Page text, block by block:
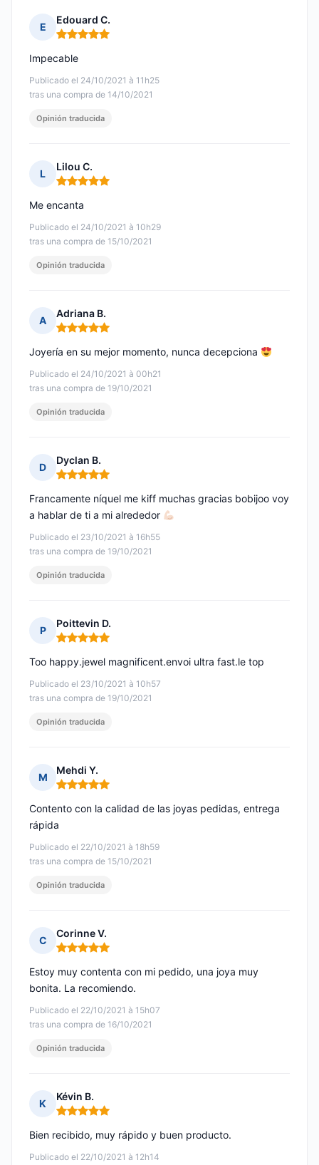
E
Edouard C.
Nota: 5 de 5
Publicado el 24/10/2021 à 11h25
tras una compra de 14/10/2021
Impecable
Opinión traducida
L
Lilou C.
Nota: 5 de 5
Publicado el 24/10/2021 à 10h29
tras una compra de 15/10/2021
Me encanta
Opinión traducida
A
Adriana B.
Nota: 5 de 5
Publicado el 24/10/2021 à 00h21
tras una compra de 19/10/2021
Joyería en su mejor momento, nunca decepciona
Opinión traducida
D
Dyclan B.
Nota: 5 de 5
Publicado el 23/10/2021 à 16h55
tras una compra de 19/10/2021
Francamente níquel me kiff muchas gracias bobijoo voy
a hablar de ti a mi alrededor
Opinión traducida
P
Poittevin D.
Nota: 5 de 5
Publicado el 23/10/2021 à 10h57
tras una compra de 19/10/2021
Too happy.jewel magnificent.envoi ultra fast.le top
Opinión traducida
M
Mehdi Y.
Nota: 5 de 5
Publicado el 22/10/2021 à 18h59
tras una compra de 15/10/2021
Contento con la calidad de las joyas pedidas, entrega
rápida
Opinión traducida
C
Corinne V.
Nota: 5 de 5
Publicado el 22/10/2021 à 15h07
tras una compra de 16/10/2021
Estoy muy contenta con mi pedido, una joya muy
bonita. La recomiendo.
Opinión traducida
K
Kévin B.
Nota: 5 de 5
Publicado el 22/10/2021 à 12h14
Bien recibido, muy rápido y buen producto.